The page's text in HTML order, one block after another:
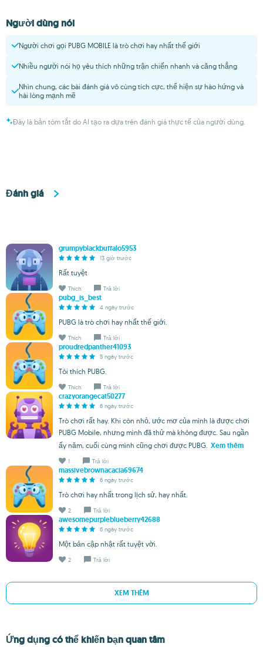
Người dùng nói
Người chơi gọi PUBG MOBILE là trò chơi hay nhất thế giới
Nhiều người nói họ yêu thích những trận chiến nhanh và căng thẳng
Nhìn chung, các bài đánh giá vô cùng tích cực, thể hiện sự hào hứng và
hài lòng mạnh mẽ
Đây là bản tóm tắt do AI tạo ra dựa trên đánh giá thực tế của người dùng.
Đánh giá
grumpyblackbuffalo5953
13 giờ trước
Rất tuyệt
Thích Trả lời
pubg_is_best
4 ngày trước
PUBG là trò chơi hay nhất thế giới.
Thích Trả lời
proudredpanther41093
5 ngày trước
Tôi thích PUBG.
Thích Trả lời
crazyorangecat50277
6 ngày trước
Trò chơi rất hay. Khi còn nhỏ, ước mơ của mình là được chơi
PUBG Mobile, nhưng mình đã thử mà không được. Sau ngần
ấy năm, cuối cùng mình cũng chơi được PUBG. Xem thêm
1 Trả lời
massivebrownacacia69674
6 ngày trước
Trò chơi hay nhất trong lịch sử, hay nhất.
2 Trả lời
awesomepurpleblueberry42688
6 ngày trước
Một bản cập nhật rất tuyệt vời.
2 Trả lời
XEM THÊM
Ứng dụng có thể khiến bạn quan tâm